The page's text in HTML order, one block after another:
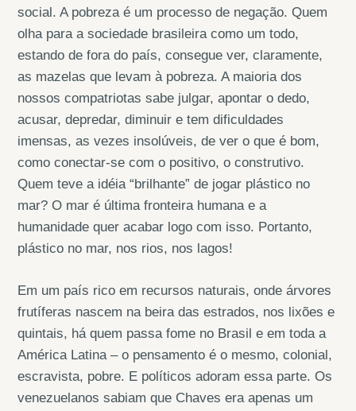
social. A pobreza é um processo de negação. Quem
olha para a sociedade brasileira como um todo,
estando de fora do país, consegue ver, claramente,
as mazelas que levam à pobreza. A maioria dos
nossos compatriotas sabe julgar, apontar o dedo,
acusar, depredar, diminuir e tem dificuldades
imensas, as vezes insolúveis, de ver o que é bom,
como conectar-se com o positivo, o construtivo.
Quem teve a idéia “brilhante” de jogar plástico no
mar? O mar é última fronteira humana e a
humanidade quer acabar logo com isso. Portanto,
plástico no mar, nos rios, nos lagos!
Em um país rico em recursos naturais, onde árvores
frutíferas nascem na beira das estrados, nos lixões e
quintais, há quem passa fome no Brasil e em toda a
América Latina – o pensamento é o mesmo, colonial,
escravista, pobre. E políticos adoram essa parte. Os
venezuelanos sabiam que Chaves era apenas um